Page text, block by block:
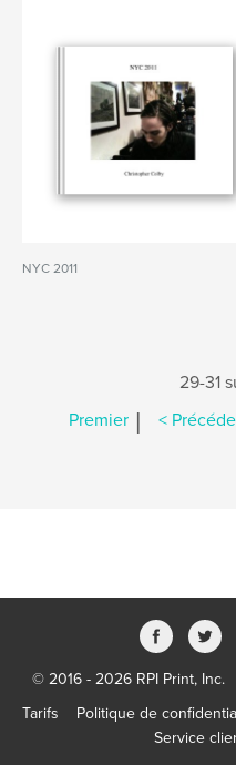
NYC 2011
29-31
Premier | <
© 2016 - 2026 RPI Print, Inc.
Tarifs
Politique de
Service